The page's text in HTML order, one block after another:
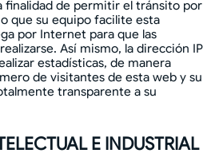
finalidad de permitir el tránsito por
que su equipo facilite esta
por Internet para que las
Así mismo, la dirección IP
estadísticas, de manera
de visitantes de esta web y su
transparente a su
E INDUSTRIAL